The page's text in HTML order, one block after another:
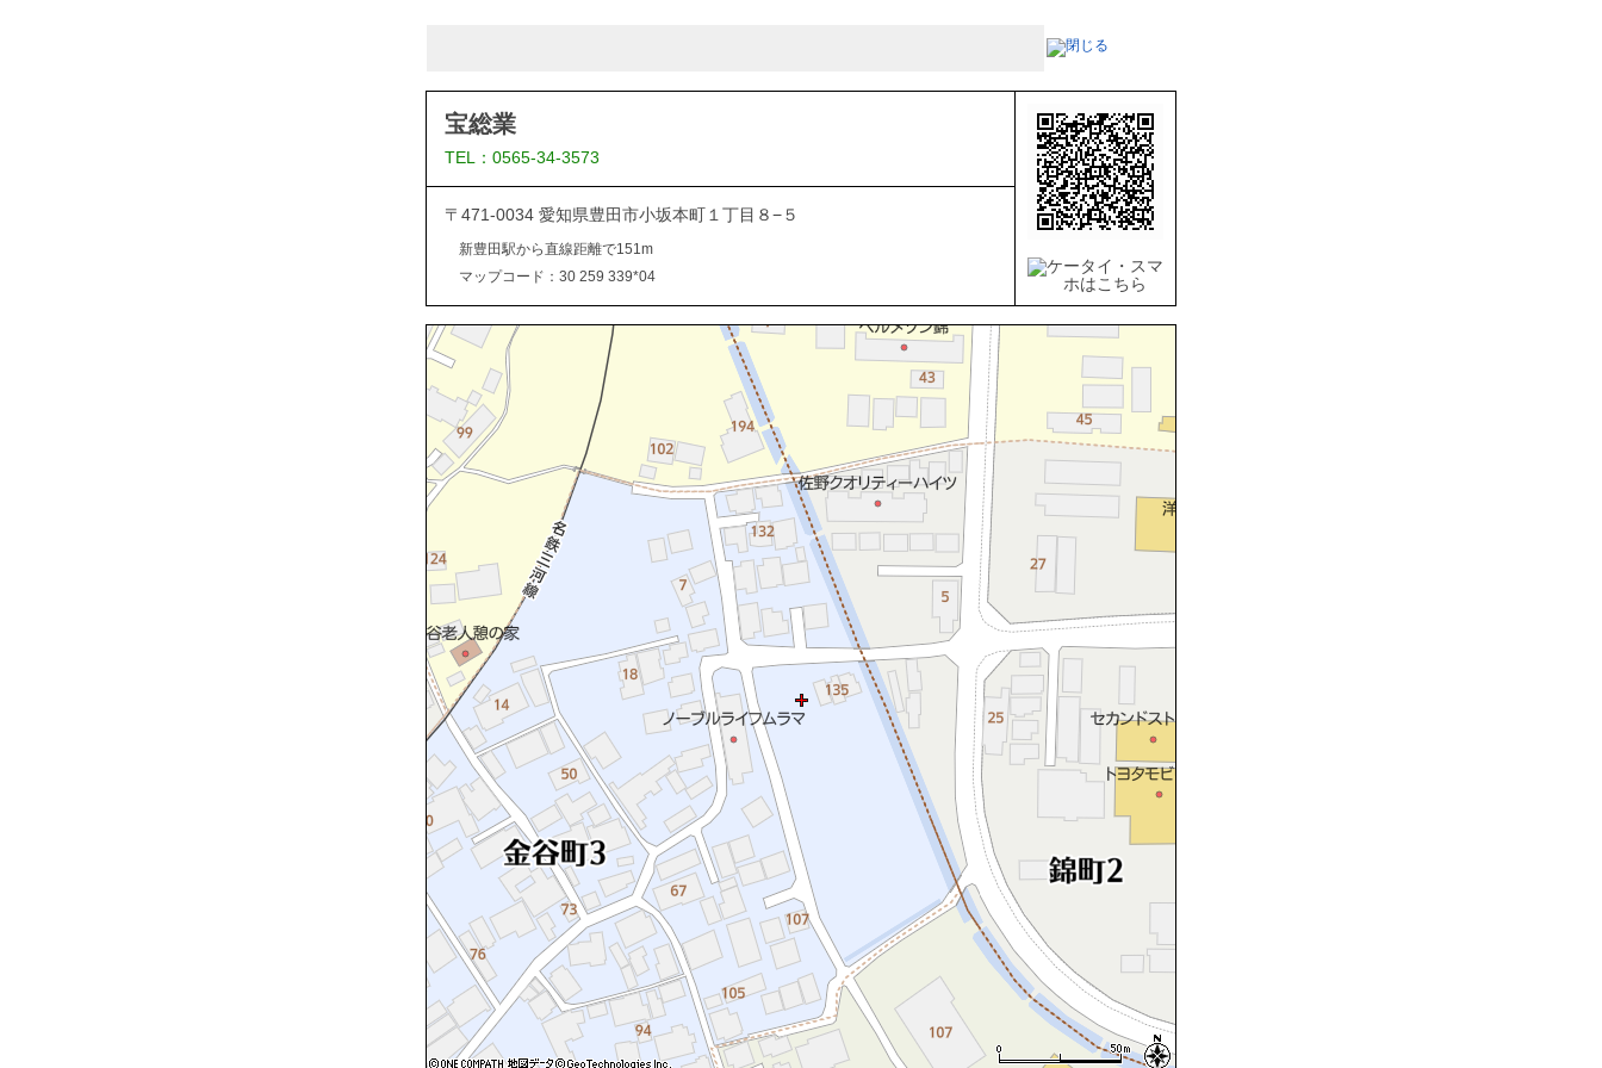
宝総業
TEL：0565-34-3573
〒471-0034 愛知県豊田市小坂本町１丁目８−５
新豊田駅から直線距離で151m
マップコード：30 259 339*04